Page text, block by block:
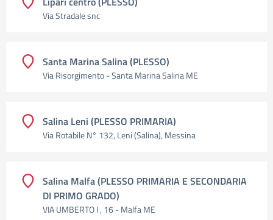
Via Stradale snc
Santa Marina Salina (PLESSO)
Via Risorgimento - Santa Marina Salina ME
Salina Leni (PLESSO PRIMARIA)
Via Rotabile N° 132, Leni (Salina), Messina
Salina Malfa (PLESSO PRIMARIA E SECONDARIA
DI PRIMO GRADO)
VIA UMBERTO I , 16 - Malfa ME